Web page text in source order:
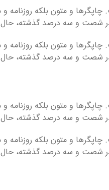
و متون بلکه
در شصت و سه درصد گذشته،
و متون بلکه
در شصت و سه درصد گذشته،
و متون بلکه
در شصت و سه درصد گذشته،
و متون بلکه
در شصت و سه درصد گذشته،